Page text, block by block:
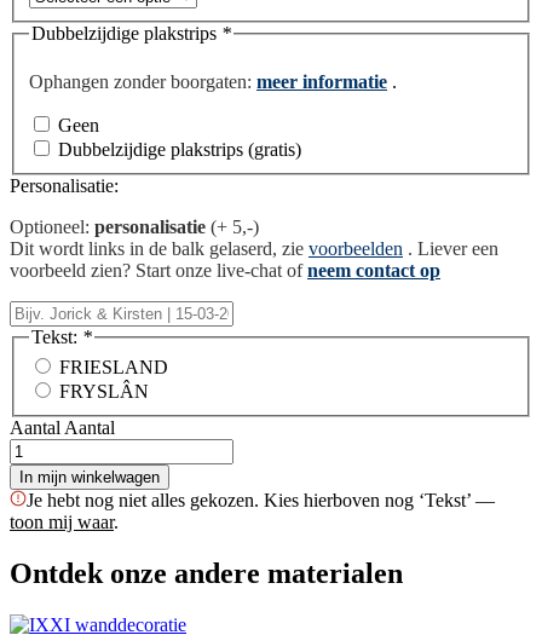
Dubbelzijdige plakstrips *
Ophangen zonder boorgaten: meer informatie .
Geen
Dubbelzijdige plakstrips (gratis)
Personalisatie:
Optioneel: personalisatie (+ 5,-)
Dit wordt links in de balk gelaserd, zie voorbeelden . Liever een
voorbeeld zien? Start onze live-chat ofneem contact op
Tekst: *
FRIESLAND
FRYSLÂN
AantalAantal
In mijn winkelwagen
Je hebt nog niet alles gekozen. Kies hierboven nog ‘Tekst’ —
toon mij waar.
Ontdek onze andere materialen